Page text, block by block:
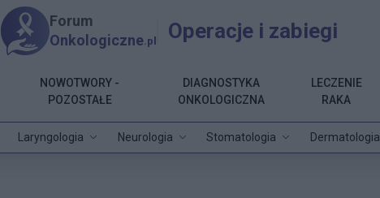
Forum
Onkologiczne.pl Operacje i zabiegi
Laryngologia Neurologia Stomatologia Dermatologia
NOWOTWORY -
POZOSTAŁE
DIAGNOSTYKA
ONKOLOGICZNA
LECZENIE
RAKA